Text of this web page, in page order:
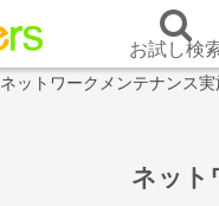
お試し検
ネットワークメンテナンス
ネット